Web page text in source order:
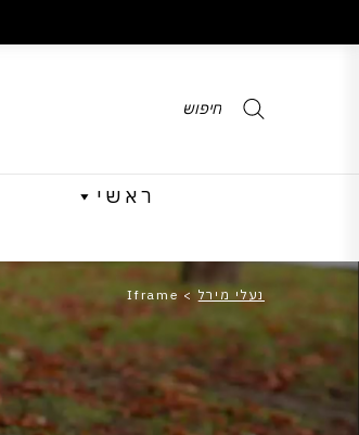
Products
search
ראשי
נעלי מירל >
Iframe